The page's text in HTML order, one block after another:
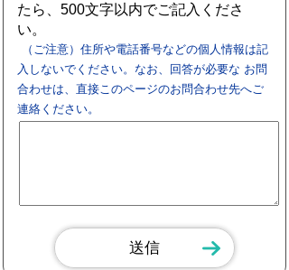
たら、500文字以内でご記入くださ
い。
（ご注意）住所や電話番号などの個人情報は記
入しないでください。なお、回答が必要な お問
合わせは、直接このページのお問合わせ先へご
連絡ください。